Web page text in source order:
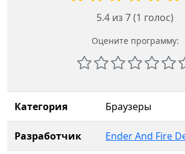
5.4 из 7 (1 голос)
Оцените программу:
Категория Браузеры
Разработчик Ender And Fire